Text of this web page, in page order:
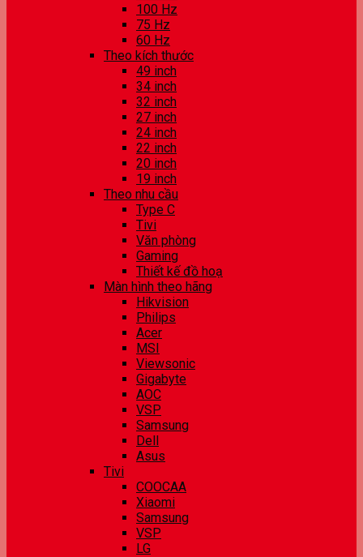
100 Hz
75 Hz
60 Hz
Theo kích thước
49 inch
34 inch
32 inch
27 inch
24 inch
22 inch
20 inch
19 inch
Theo nhu cầu
Type C
Tivi
Văn phòng
Gaming
Thiết kế đồ hoạ
Màn hình theo hãng
Hikvision
Philips
Acer
MSI
Viewsonic
Gigabyte
AOC
VSP
Samsung
Dell
Asus
Tivi
COOCAA
Xiaomi
Samsung
VSP
LG